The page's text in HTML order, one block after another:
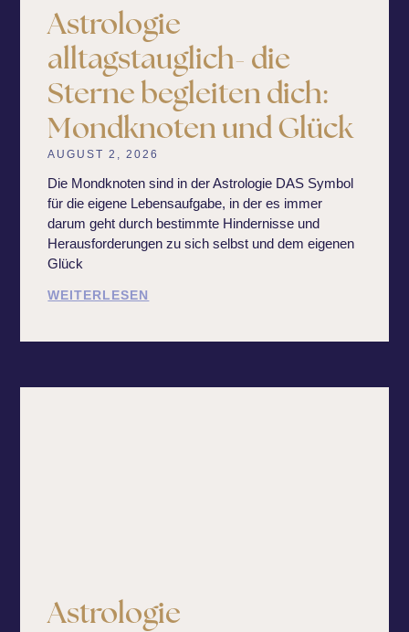
Astrologie
alltagstauglich- die
Sterne begleiten dich:
Mondknoten und Glück
AUGUST 2, 2026
Die Mondknoten sind in der Astrologie DAS Symbol
für die eigene Lebensaufgabe, in der es immer
darum geht durch bestimmte Hindernisse und
Herausforderungen zu sich selbst und dem eigenen
Glück
WEITERLESEN
Astrologie